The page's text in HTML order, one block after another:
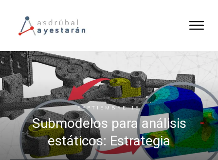
SEPTIEMBRE 18
Submodelos para análisis
estáticos: Estrategia